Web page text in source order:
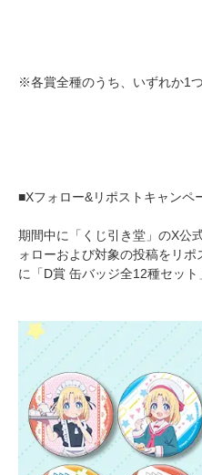
※各賞全種のうち、いずれか1つ
■Xフォロー&リポストキャンペ
期間中に「くじ引き堂」のX公
ォローおよび対象の投稿をリ
に「D賞 缶バッジ全12種セット